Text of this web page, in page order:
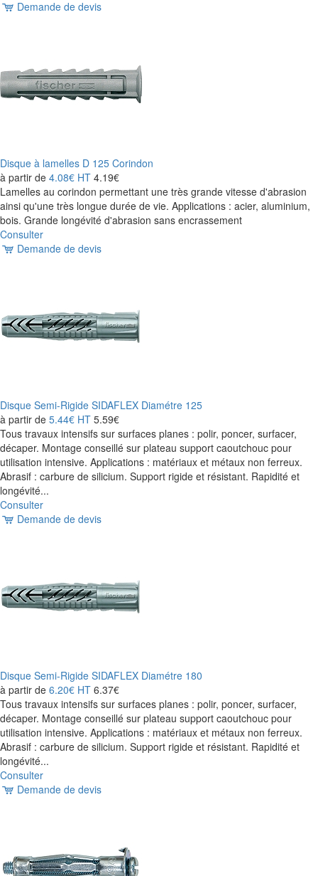
Demande de devis
Disque à lamelles D 125 Corindon
à partir de 4.08€ HT 4.19€
Lamelles au corindon permettant une très grande vitesse d'abrasion
ainsi qu'une très longue durée de vie. Applications : acier, aluminium,
bois. Grande longévité d'abrasion sans encrassement
Consulter
Demande de devis
Disque Semi-Rigide SIDAFLEX Diamétre 125
à partir de 5.44€ HT 5.59€
Tous travaux intensifs sur surfaces planes : polir, poncer, surfacer,
décaper. Montage conseillé sur plateau support caoutchouc pour
utilisation intensive. Applications : matériaux et métaux non ferreux.
Abrasif : carbure de silicium. Support rigide et résistant. Rapidité et
longévité...
Consulter
Demande de devis
Disque Semi-Rigide SIDAFLEX Diamétre 180
à partir de 6.20€ HT 6.37€
Tous travaux intensifs sur surfaces planes : polir, poncer, surfacer,
décaper. Montage conseillé sur plateau support caoutchouc pour
utilisation intensive. Applications : matériaux et métaux non ferreux.
Abrasif : carbure de silicium. Support rigide et résistant. Rapidité et
longévité...
Consulter
Demande de devis